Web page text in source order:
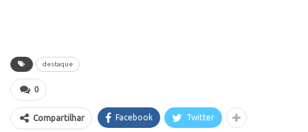
destaque
0
Compartilhar Facebook Twitter